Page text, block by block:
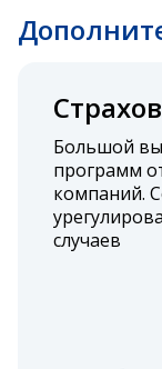
Большой
программ
компаний.
случаев